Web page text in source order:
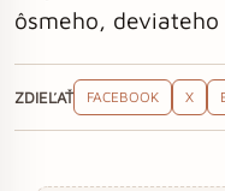
ôsmeho,
ZDIEĽAŤ FACEBOOK X